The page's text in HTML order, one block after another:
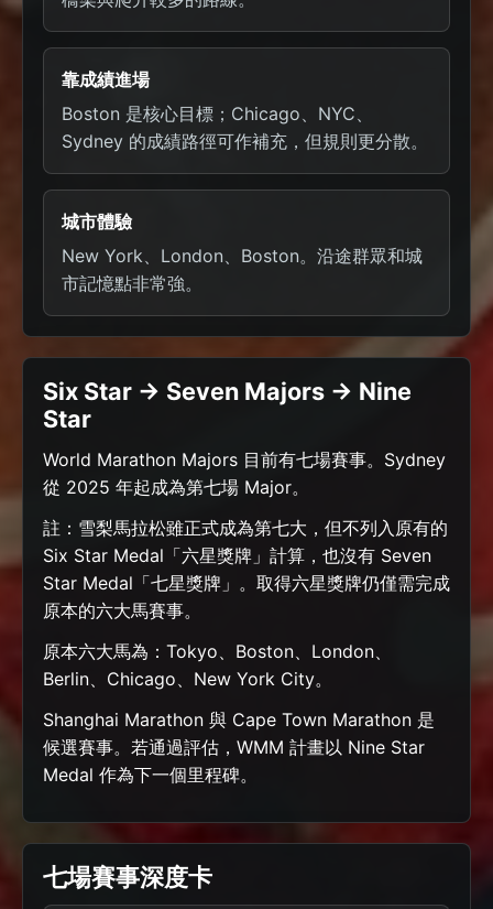
靠成績進場
Boston 是核心目標；Chicago、NYC、
Sydney 的成績路徑可作補充，但規則更分散。
城市體驗
New York、London、Boston。沿途群眾和城
市記憶點非常強。
Six Star -> Seven Majors -> Nine
Star
World Marathon Majors 目前有七場賽事。Sydney
從 2025 年起成為第七場 Major。
註：雪梨馬拉松雖正式成為第七大，但不列入原有的
Six Star Medal「六星獎牌」計算，也沒有 Seven
Star Medal「七星獎牌」。取得六星獎牌仍僅需完成
原本的六大馬賽事。
原本六大馬為：Tokyo、Boston、London、
Berlin、Chicago、New York City。
Shanghai Marathon 與 Cape Town Marathon 是
候選賽事。若通過評估，WMM 計畫以 Nine Star
Medal 作為下一個里程碑。
七場賽事深度卡